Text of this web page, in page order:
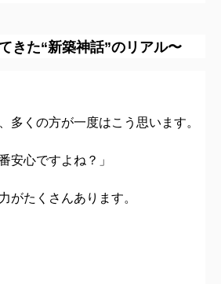
きた“新築神話”のリアル〜
多くの方が一度はこう思います。
安心ですよね？」
がたくさんあります。